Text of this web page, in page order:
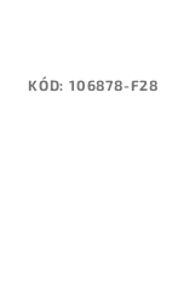
KÓD: 106878-F28